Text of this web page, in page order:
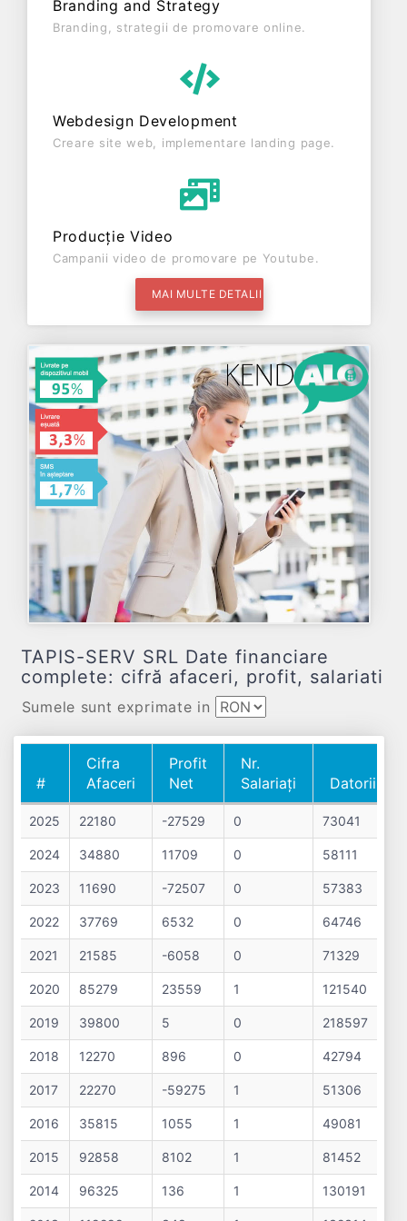
Branding and Strategy
Branding, strategii de promovare online.
Webdesign Development
Creare site web, implementare landing page.
Producție Video
Campanii video de promovare pe Youtube.
MAI MULTE DETALII
TAPIS-SERV SRL Date financiare
complete: cifră afaceri, profit, salariati
Sumele sunt exprimate in
#
Cifra
Afaceri
Profit
Net
Nr.
Salariați
Datorii
#
Cifra
Afaceri
Profit
Net
Salariați
Datorii
2025 22180 -27529 0 73041
2024 34880 11709 0 58111
2023 11690 -72507 0 57383
2022 37769 6532 0 64746
2021 21585 -6058 0 71329
2020 85279 23559 1 121540
2019 39800 5 0 218597
2018 12270 896 0 42794
2017 22270 -59275 1 51306
2016 35815 1055 1 49081
2015 92858 8102 1 81452
2014 96325 136 1 130191